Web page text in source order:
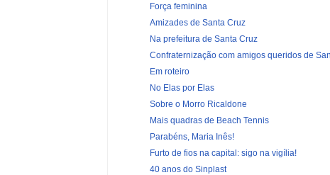
Força feminina
Amizades de Santa Cruz
Na prefeitura de Santa Cruz
Confraternização com amigos queridos de
Em roteiro
No Elas por Elas
Sobre o Morro Ricaldone
Mais quadras de Beach Tennis
Parabéns, Maria Inês!
Furto de fios na capital: sigo na vigília!
40 anos do Sinplast